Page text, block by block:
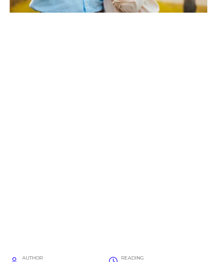
AUTHOR READING